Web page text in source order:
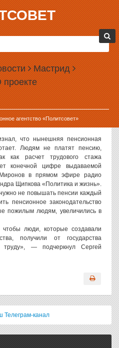
Мастрид
агентство «Политсовет»
РОССИЯ»
СДЕЛАТЬ
В РАЗЫ
Россия», председатель Совета
выступил с предложением
всю пенсионную систему,
поддержку пожилых
что нынешняя пенсионная
Людям не платят пенсию,
как расчет трудового стажа
конечной цифре выдаваемой
в прямом эфире радио
Щипкова «Политика и жизнь».
не повышать пенсии каждый
пенсионное законодательство
пожилым людям, увеличились в
люди, которые создавали
получили от государства
труду», — подчеркнул Сергей
Телеграм-канал